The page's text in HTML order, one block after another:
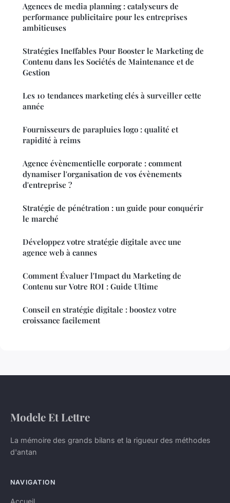
Agences de media planning : catalyseurs de
performance publicitaire pour les entreprises
ambitieuses
Stratégies Ineffables Pour Booster le Marketing de
Contenu dans les Sociétés de Maintenance et de
Gestion
Les 10 tendances marketing clés à surveiller cette
année
Fournisseurs de parapluies logo : qualité et
rapidité à reims
Agence évènementielle corporate : comment
dynamiser l'organisation de vos évènements
d'entreprise ?
Stratégie de pénétration : un guide pour conquérir
le marché
Développez votre stratégie digitale avec une
agence web à cannes
Comment Évaluer l'Impact du Marketing de
Contenu sur Votre ROI : Guide Ultime
Conseil en stratégie digitale : boostez votre
croissance facilement
Modele Et Lettre
La mémoire des grands bilans et la rigueur des méthodes
d'antan
NAVIGATION
Accueil